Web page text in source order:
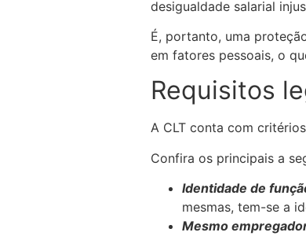
desigualdade salarial
É, portanto, uma
em fatores pessoais, o
Requisitos
A CLT conta com
Confira os principais a
Identidade de
mesmas, tem-se a
Mesmo